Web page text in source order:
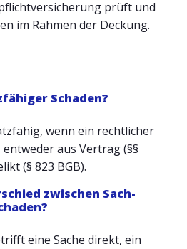
prüft und
im Rahmen der Deckung.
Schaden?
wenn ein rechtlicher
aus Vertrag (§§
(§ 823 BGB).
zwischen Sach-
eine Sache direkt, ein